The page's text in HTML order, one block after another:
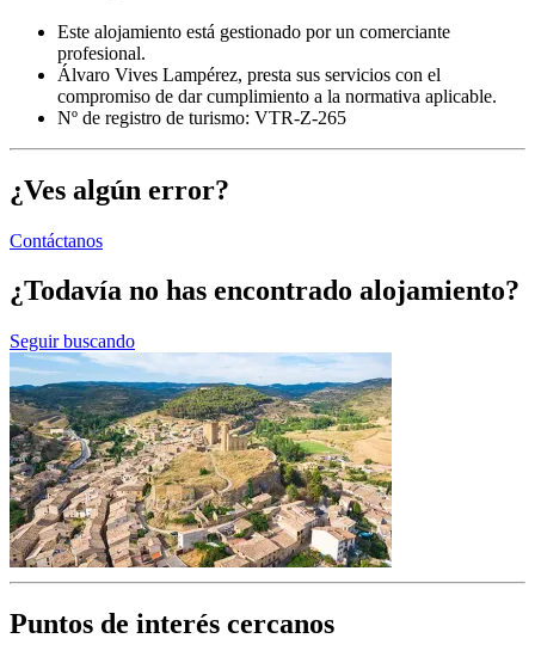
Este alojamiento está gestionado por un comerciante
profesional.
Álvaro Vives Lampérez, presta sus servicios con el
compromiso de dar cumplimiento a la normativa aplicable.
Nº de registro de turismo: VTR-Z-265
¿Ves algún error?
Contáctanos
¿Todavía no has encontrado alojamiento?
Seguir buscando
Puntos de interés cercanos